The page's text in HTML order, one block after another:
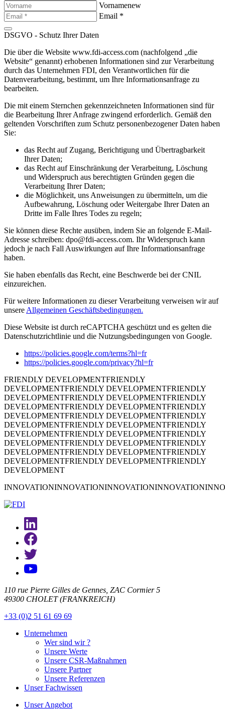
Vornamenew
Email *
DSGVO - Schutz Ihrer Daten
Die über die Website www.fdi-access.com (nachfolgend „die
Website“ genannt) erhobenen Informationen sind zur Verarbeitung
durch das Unternehmen FDI, den Verantwortlichen für die
Datenverarbeitung, bestimmt, um Ihre Informationsanfrage zu
bearbeiten.
Die mit einem Sternchen gekennzeichneten Informationen sind für
die Bearbeitung Ihrer Anfrage zwingend erforderlich. Gemäß den
geltenden Vorschriften zum Schutz personenbezogener Daten haben
Sie:
das Recht auf Zugang, Berichtigung und Übertragbarkeit
Ihrer Daten;
das Recht auf Einschränkung der Verarbeitung, Löschung
und Widerspruch aus berechtigten Gründen gegen die
Verarbeitung Ihrer Daten;
die Möglichkeit, uns Anweisungen zu übermitteln, um die
Aufbewahrung, Löschung oder Weitergabe Ihrer Daten an
Dritte im Falle Ihres Todes zu regeln;
Sie können diese Rechte ausüben, indem Sie an folgende E-Mail-
Adresse schreiben: dpo@fdi-access.com. Ihr Widerspruch kann
jedoch je nach Fall Auswirkungen auf Ihre Informationsanfrage
haben.
Sie haben ebenfalls das Recht, eine Beschwerde bei der CNIL
einzureichen.
Für weitere Informationen zu dieser Verarbeitung verweisen wir auf
unsere Allgemeinen Geschäftsbedingungen.
Diese Website ist durch reCAPTCHA geschützt und es gelten die
Datenschutzrichtlinie und die Nutzungsbedingungen von Google.
https://policies.google.com/terms?hl=fr
https://policies.google.com/privacy?hl=fr
FRIENDLY DEVELOPMENTFRIENDLY
DEVELOPMENTFRIENDLY DEVELOPMENTFRIENDLY
DEVELOPMENTFRIENDLY DEVELOPMENTFRIENDLY
DEVELOPMENTFRIENDLY DEVELOPMENTFRIENDLY
DEVELOPMENTFRIENDLY DEVELOPMENTFRIENDLY
DEVELOPMENTFRIENDLY DEVELOPMENTFRIENDLY
DEVELOPMENTFRIENDLY DEVELOPMENTFRIENDLY
DEVELOPMENTFRIENDLY DEVELOPMENTFRIENDLY
DEVELOPMENTFRIENDLY DEVELOPMENTFRIENDLY
DEVELOPMENTFRIENDLY DEVELOPMENTFRIENDLY
DEVELOPMENT
INNOVATIONINNOVATIONINNOVATIONINNOVATION
110 rue Pierre Gilles de Gennes, ZAC Cormier 5
49300 CHOLET (FRANKREICH)
+33 (0)2 51 61 69 69
Unternehmen
Wer sind wir ?
Unsere Werte
Unsere CSR-Maßnahmen
Unsere Partner
Unsere Referenzen
Unser Fachwissen
Unser Angebot